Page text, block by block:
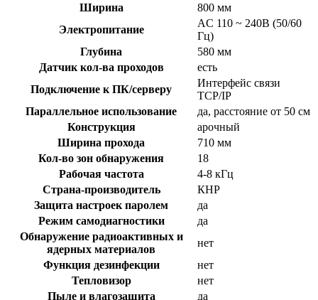
Ширина
800 мм
Электропитание
AC 110 ~ 240В (50/60
Гц)
Глубина
580 мм
Датчик кол-ва проходов
есть
Подключение к ПК/серверу
Интерфейс связи
TCP/IP
Параллельное использование
да, расстояние от 50 см
Конструкция
арочный
Ширина прохода
710 мм
Кол-во зон обнаружения
18
Рабочая частота
4-8 кГц
Страна-производитель
КНР
Защита настроек паролем
да
Режим самодиагностики
да
Обнаружение радиоактивных и
ядерных материалов
нет
Функция дезинфекции
нет
Тепловизор
нет
Пыле и влагозащита
да